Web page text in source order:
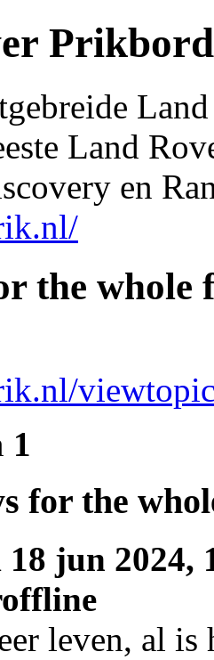
Prikbord
Land
en
the whole
1
for the
18 jun 2024,
leven, al is